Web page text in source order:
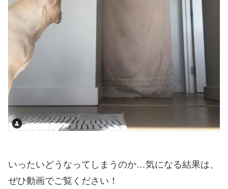
いったいどうなってしまうのか…気になる結果は、
ぜひ動画でご覧ください！